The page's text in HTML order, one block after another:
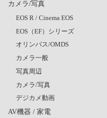
カメラ/写真
EOS R / Cinema EOS
EOS（EF）シリーズ
オリンパス/OMDS
カメラ一般
写真周辺
カメラ/写真
デジカメ動画
AV機器 / 家電